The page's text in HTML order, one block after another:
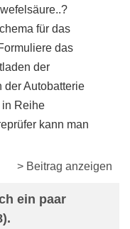
für das
das
der
der Autobatterie
Reihe
kann man
> Beitrag anzeigen
ein paar